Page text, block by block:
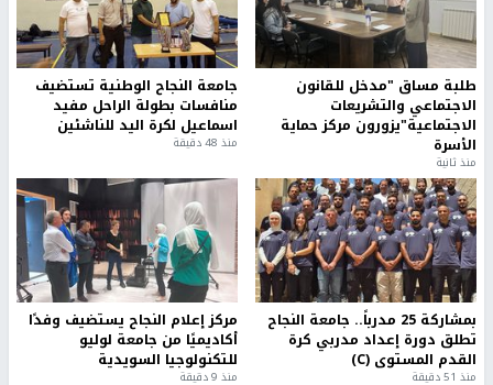
طلبة مساق "مدخل للقانون
الاجتماعي والتشريعات
الاجتماعية"يزورون مركز حماية
الأسرة
منذ ثانية
جامعة النجاح الوطنية تستضيف
منافسات بطولة الراحل مفيد
اسماعيل لكرة اليد للناشئين
منذ 48 دقيقة
بمشاركة 25 مدرباً.. جامعة النجاح
تطلق دورة إعداد مدربي كرة
القدم المستوى (C)
منذ 51 دقيقة
مركز إعلام النجاح يستضيف وفدًا
أكاديميًا من جامعة لوليو
للتكنولوجيا السويدية
منذ 9 دقيقة